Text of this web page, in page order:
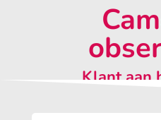
Klant aan